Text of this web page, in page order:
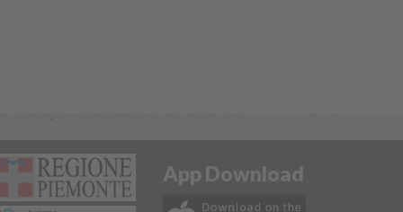
App Download